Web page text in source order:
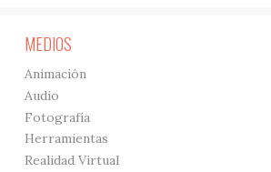
MEDIOS
Animación
Audio
Fotografía
Herramientas
Realidad Virtual